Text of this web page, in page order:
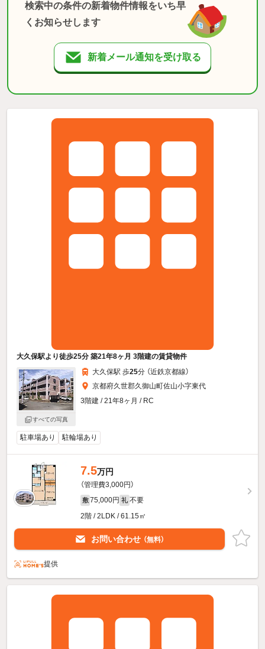
検索中の条件の新着物件情報をいち早
くお知らせします
新着メール通知を受け取る
大久保駅より徒歩25分 築21年8ヶ月 3階建の賃貸物件
すべての写真
大久保駅 歩25分 （近鉄京都線）
京都府久世郡久御山町佐山小字東代
3階建 / 21年8ヶ月 / RC
駐車場あり 駐輪場あり
7.5万円
（管理費3,000円）
敷 75,000円 礼 不要
2階 / 2LDK / 61.15㎡
お問い合わせ （無料）
提供